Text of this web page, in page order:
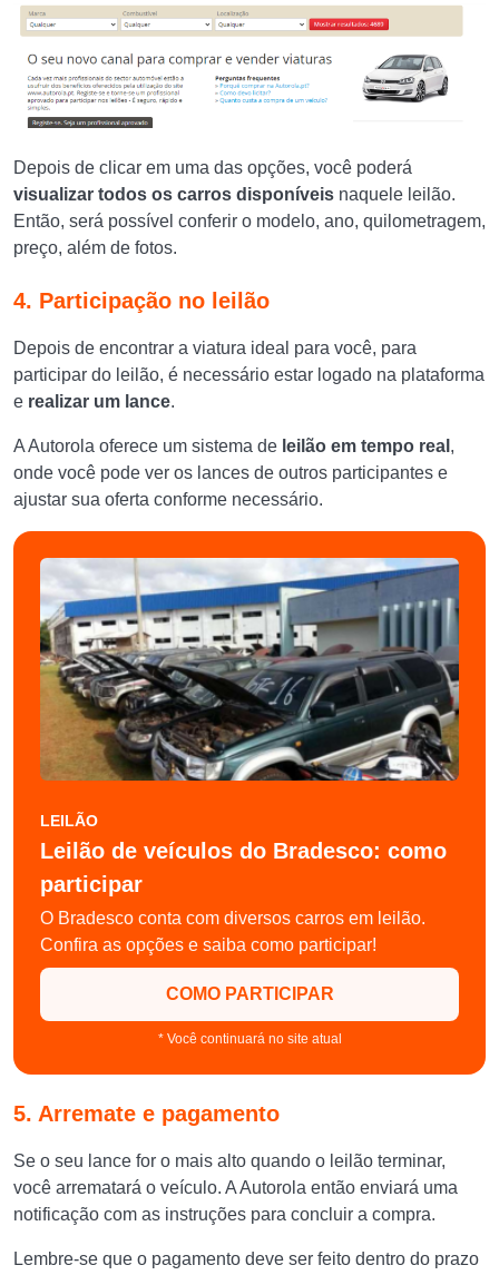
Depois de clicar em uma das opções, você poderá
visualizar todos os carros disponíveis naquele leilão.
Então, será possível conferir o modelo, ano, quilometragem,
preço, além de fotos.
4. Participação no leilão
Depois de encontrar a viatura ideal para você, para
participar do leilão, é necessário estar logado na plataforma
e realizar um lance.
A Autorola oferece um sistema de leilão em tempo real ,
onde você pode ver os lances de outros participantes e
ajustar sua oferta conforme necessário.
LEILÃO
Leilão de veículos do Bradesco: como
participar
O Bradesco conta com diversos carros em leilão.
Confira as opções e saiba como participar!
COMO PARTICIPAR
* Você continuará no site atual
5. Arremate e pagamento
Se o seu lance for o mais alto quando o leilão terminar,
você arrematará o veículo. A Autorola então enviará uma
notificação com as instruções para concluir a compra.
Lembre-se que o pagamento deve ser feito dentro do prazo